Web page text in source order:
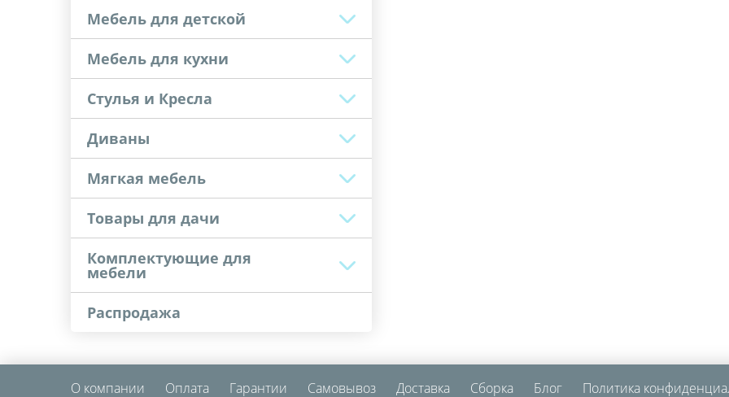
Мебель для детской
Мебель для кухни
Стулья и Кресла
Диваны
Мягкая мебель
Товары для дачи
Комплектующие для
мебели
Распродажа
О компании Оплата Гарантии Самовывоз Доставка Сборка Блог Политика